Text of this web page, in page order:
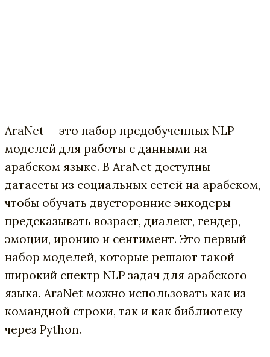
AraNet — это набор предобученных NLP
моделей для работы с данными на
арабском языке. В AraNet доступны
датасеты из социальных сетей на арабском,
чтобы обучать двусторонние энкодеры
предсказывать возраст, диалект, гендер,
эмоции, иронию и сентимент. Это первый
набор моделей, которые решают такой
широкий спектр NLP задач для арабского
языка. AraNet можно использовать как из
командной строки, так и как библиотеку
через Python.